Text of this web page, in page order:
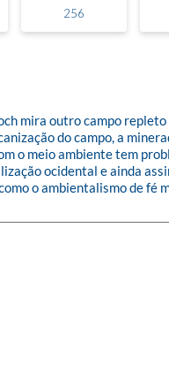
256
mira outro campo repleto
do campo, a
o meio ambiente tem
ocidental e ainda
o ambientalismo de fé